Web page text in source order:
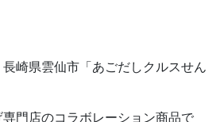
崎県雲仙市「あごだしクルスせん
門店のコラボレーション商品で